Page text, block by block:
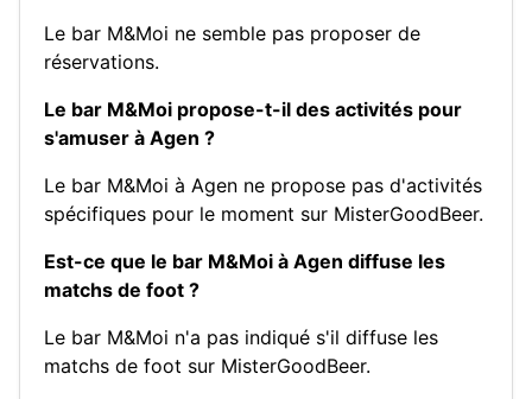
Le bar M&Moi ne semble pas proposer de
réservations.
Le bar M&Moi propose-t-il des activités pour
s'amuser à Agen ?
Le bar M&Moi à Agen ne propose pas d'activités
spécifiques pour le moment sur MisterGoodBeer.
Est-ce que le bar M&Moi à Agen diffuse les
matchs de foot ?
Le bar M&Moi n'a pas indiqué s'il diffuse les
matchs de foot sur MisterGoodBeer.